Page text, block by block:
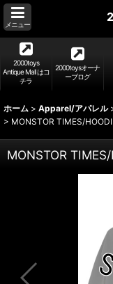
メニュー
2000toys
Antique Mall はコ
チラ
2000toysオーナ
ーブログ
ホーム > Apparel/アパレル
> MONSTOR TIMES/
MONSTOR